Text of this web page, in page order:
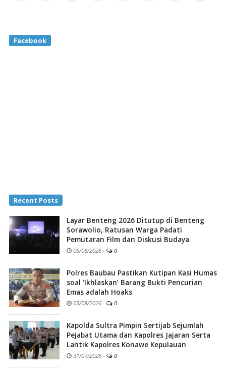
Facebook
Recent Posts
Layar Benteng 2026 Ditutup di Benteng
Sorawolio, Ratusan Warga Padati
Pemutaran Film dan Diskusi Budaya
05/08/2026 - 0
Polres Baubau Pastikan Kutipan Kasi Humas
soal ‘Ikhlaskan’ Barang Bukti Pencurian
Emas adalah Hoaks
05/08/2026 - 0
Kapolda Sultra Pimpin Sertijab Sejumlah
Pejabat Utama dan Kapolres Jajaran Serta
Lantik Kapolres Konawe Kepulauan
31/07/2026 - 0